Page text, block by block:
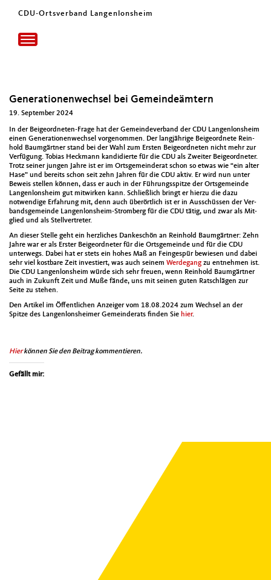
CDU-Ortsverband Langenlonsheim
Toggle
navigation
Generationenwechsel bei Gemeindeämtern
19. September 2024
In der Beige­ord­neten-Frage hat der Gemein­de­ver­band der CDU Lan­gen­lon­sheim
einen Gen­er­a­tio­nen­wech­sel vorgenom­men. Der langjährige Beige­ord­nete Rein­
hold Baumgärt­ner stand bei der Wahl zum Ersten Beige­ord­neten nicht mehr zur
Ver­fü­gung. Tobias Heck­mann kan­di­dierte für die CDU als Zweit­er Beige­ord­neter.
Trotz sein­er jun­gen Jahre ist er im Orts­ge­mein­der­at schon so etwas wie “ein alter
Hase” und bere­its schon seit zehn Jahren für die CDU aktiv. Er wird nun unter
Beweis stellen kön­nen, dass er auch in der Führungsspitze der Orts­ge­meinde
Lan­gen­lon­sheim gut mitwirken kann. Schließlich bringt er hierzu die dazu
notwendi­ge Erfahrung mit, denn auch überörtlich ist er in Auss­chüssen der Ver­
bands­ge­meinde Lan­gen­lon­sheim-Stromberg für die CDU tätig, und zwar als Mit­
glied und als Stel­lvertreter.
An dieser Stelle geht ein her­zlich­es Dankeschön an Rein­hold Baumgärt­ner: Zehn
Jahre war er als Erster Beige­ord­neter für die Orts­ge­meinde und für die CDU
unter­wegs. Dabei hat er stets ein hohes Maß an Feinge­spür bewiesen und dabei
sehr viel kost­bare Zeit investiert, was auch seinem Werde­gang zu ent­nehmen ist.
Die CDU Lan­gen­lon­sheim würde sich sehr freuen, wenn Rein­hold Baumgärt­ner
auch in Zukun­ft Zeit und Muße fände, uns mit seinen guten Ratschlä­gen zur
Seite zu ste­hen.
Den Artikel im Öffentlichen Anzeiger vom 18.08.2024 zum Wech­sel an der
Spitze des Lan­gen­lon­sheimer Gemein­der­ats find­en Sie hier.
Hierkön­nen Sie den Beitrag kom­men­tieren.
Gefällt mir: